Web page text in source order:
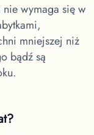
nie wymaga się w
mniejszej niż
bądź są